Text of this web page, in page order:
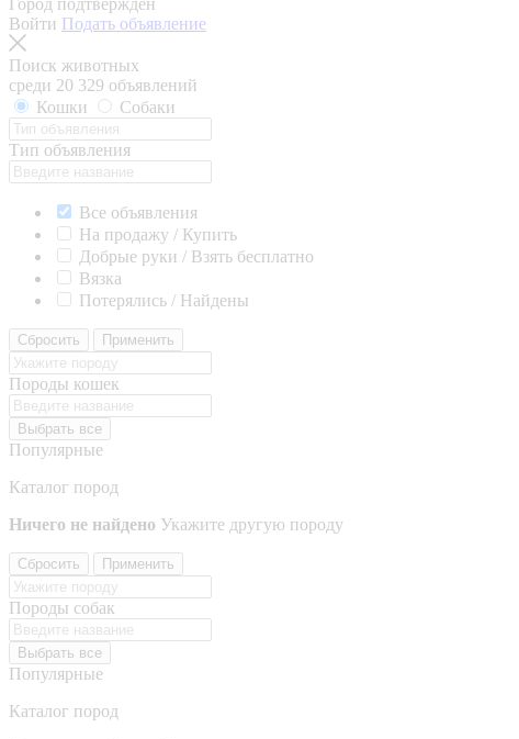
Город подтверждён
Войти Подать объявление
Поиск животных
среди 20 329 объявлений
Кошки
Собаки
Тип объявления
Все объявления
На продажу / Купить
Добрые руки / Взять бесплатно
Вязка
Потерялись / Найдены
Сбросить Применить
Породы кошек
Выбрать все
Популярные
Каталог пород
Ничего не найдено Укажите другую породу
Сбросить Применить
Породы собак
Выбрать все
Популярные
Каталог пород